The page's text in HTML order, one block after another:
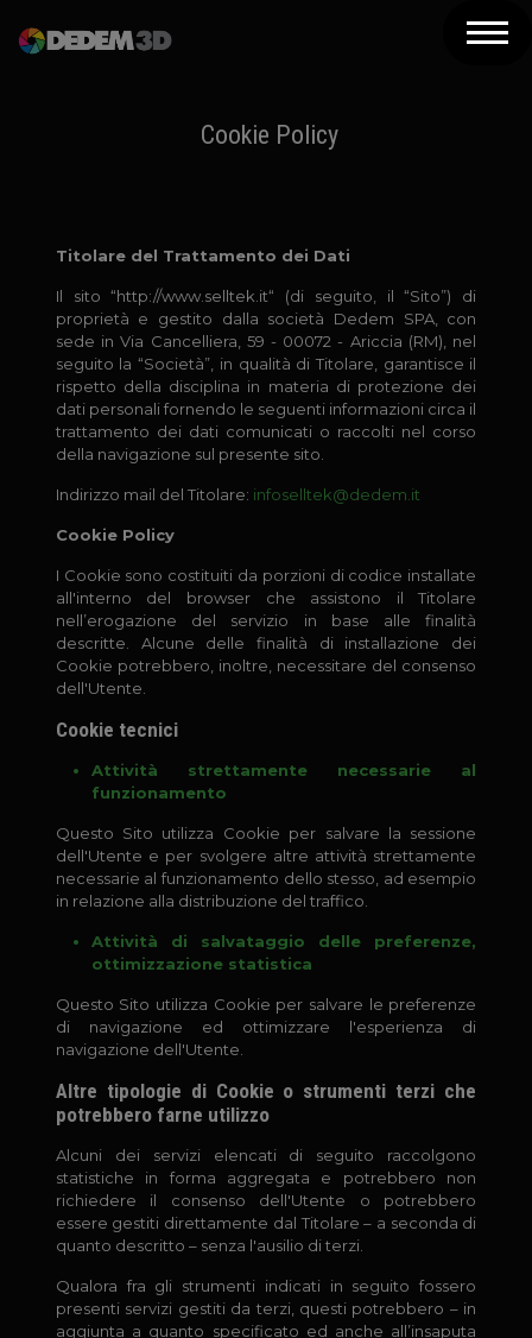
Servizi
Assistenza
Contatti
Newsletter
Cookie Policy
Titolare del Trattamento dei Dati
Il sito “http://www.selltek.it“ (di seguito, il “Sito”) di
proprietà e gestito dalla società Dedem SPA, con
sede in Via Cancelliera, 59 - 00072 - Ariccia (RM), nel
seguito la “Società”, in qualità di Titolare, garantisce il
rispetto della disciplina in materia di protezione dei
dati personali fornendo le seguenti informazioni circa il
trattamento dei dati comunicati o raccolti nel corso
della navigazione sul presente sito.
Indirizzo mail del Titolare: infoselltek@dedem.it
Cookie Policy
I Cookie sono costituiti da porzioni di codice installate
all'interno del browser che assistono il Titolare
nell’erogazione del servizio in base alle finalità
descritte. Alcune delle finalità di installazione dei
Cookie potrebbero, inoltre, necessitare del consenso
dell'Utente.
Cookie tecnici
Attività strettamente necessarie al
funzionamento
Questo Sito utilizza Cookie per salvare la sessione
dell'Utente e per svolgere altre attività strettamente
necessarie al funzionamento dello stesso, ad esempio
in relazione alla distribuzione del traffico.
Attività di salvataggio delle preferenze,
ottimizzazione statistica
Questo Sito utilizza Cookie per salvare le preferenze
di navigazione ed ottimizzare l'esperienza di
navigazione dell'Utente.
Altre tipologie di Cookie o strumenti terzi che
potrebbero farne utilizzo
Alcuni dei servizi elencati di seguito raccolgono
statistiche in forma aggregata e potrebbero non
richiedere il consenso dell'Utente o potrebbero
essere gestiti direttamente dal Titolare – a seconda di
quanto descritto – senza l'ausilio di terzi.
Qualora fra gli strumenti indicati in seguito fossero
presenti servizi gestiti da terzi, questi potrebbero – in
aggiunta a quanto specificato ed anche all’insaputa